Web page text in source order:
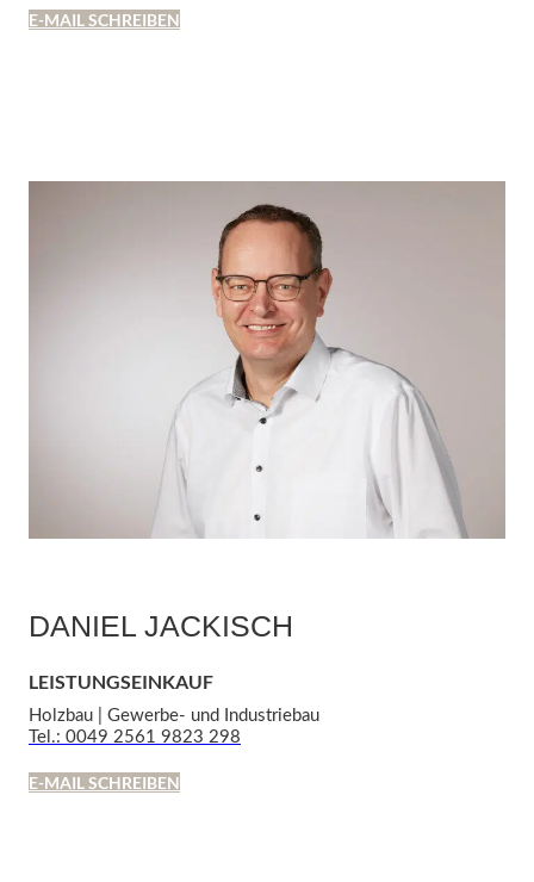
E-MAIL SCHREIBEN
DANIEL JACKISCH
LEISTUNGSEINKAUF
Holzbau | Gewerbe- und Industriebau
Tel.: 0049 2561 9823 298
E-MAIL SCHREIBEN